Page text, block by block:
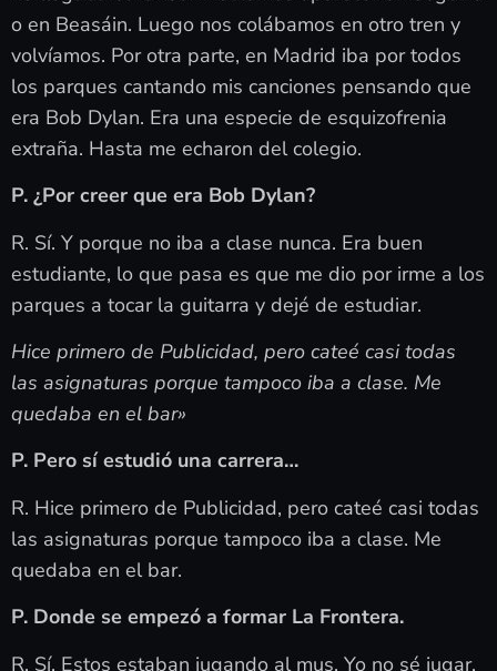
o en Beasáin. Luego nos colábamos en otro tren y
volvíamos. Por otra parte, en Madrid iba por todos
los parques cantando mis canciones pensando que
era Bob Dylan. Era una especie de esquizofrenia
extraña. Hasta me echaron del colegio.
P. ¿Por creer que era Bob Dylan?
R. Sí. Y porque no iba a clase nunca. Era buen
estudiante, lo que pasa es que me dio por irme a los
parques a tocar la guitarra y dejé de estudiar.
Hice primero de Publicidad, pero cateé casi todas
las asignaturas porque tampoco iba a clase. Me
quedaba en el bar»
P. Pero sí estudió una carrera…
R. Hice primero de Publicidad, pero cateé casi todas
las asignaturas porque tampoco iba a clase. Me
quedaba en el bar.
P. Donde se empezó a formar La Frontera.
R. Sí. Estos estaban jugando al mus. Yo no sé jugar,